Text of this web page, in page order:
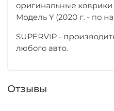
оригинальные
Модель Y (2020 г. - по
SUPERVIP -
любого авто.
Отзывы